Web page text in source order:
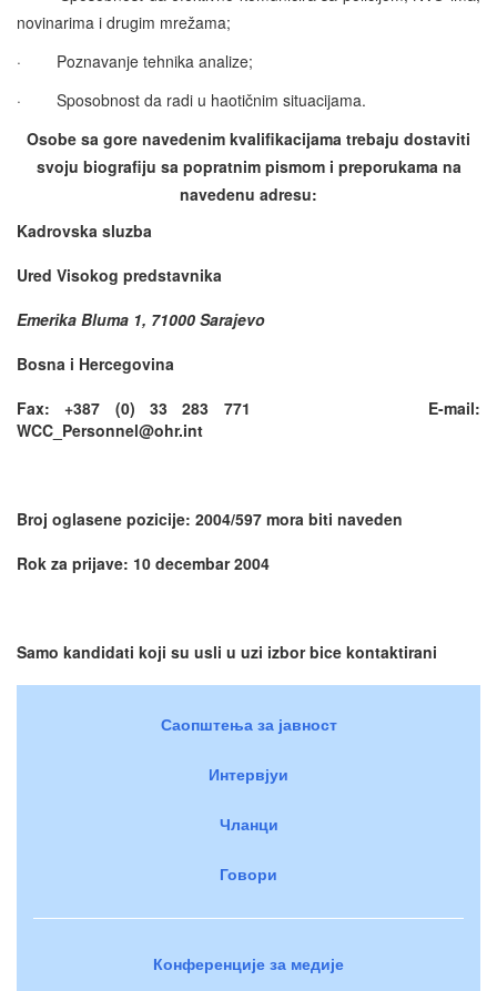
novinarima i drugim mrežama;
·
Poznavanje tehnika analize;
·
Sposobnost da radi u haotičnim situacijama.
Osobe sa gore navedenim kvalifikacijama trebaju dostaviti
svoju biografiju sa popratnim pismom i preporukama na
navedenu adresu:
Kadrovska sluzba
Ured Visokog predstavnika
Emerika Bluma 1, 71000 Sarajevo
Bosna i Hercegovina
Fax: +387 (0) 33 283 771 E-mail:
WCC_Personnel@ohr.int
Broj oglasene pozicije: 2004/597 mora biti naveden
Rok za prijave: 10 decembar 2004
Samo kandidati koji su usli u uzi izbor bice kontaktirani
Саопштења за јавност
Интервјуи
Чланци
Говори
Конференције за медије